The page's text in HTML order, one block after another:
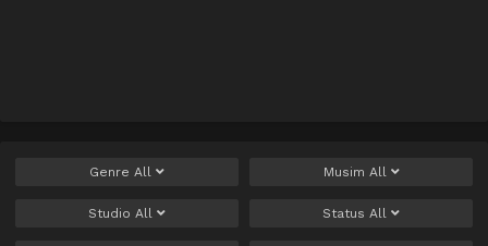
Genre All Musim All
Studio All Status All